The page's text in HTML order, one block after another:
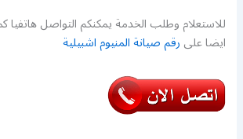
للاستعلام وطلب الخدمة يمكنكم التواصل هاتفيا
ايضا علىرقم صيانة المنيوم اشبيلية